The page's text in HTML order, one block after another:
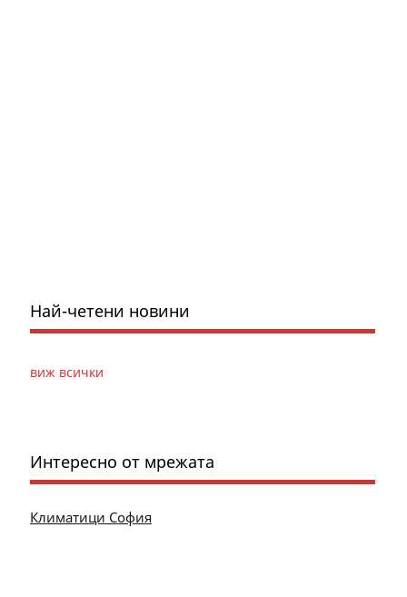
Най-четени новини
виж всички
Интересно от мрежата
Климатици София